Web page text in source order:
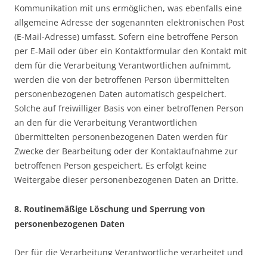
Kommunikation mit uns ermöglichen, was ebenfalls eine
allgemeine Adresse der sogenannten elektronischen Post
(E-Mail-Adresse) umfasst. Sofern eine betroffene Person
per E-Mail oder über ein Kontaktformular den Kontakt mit
dem für die Verarbeitung Verantwortlichen aufnimmt,
werden die von der betroffenen Person übermittelten
personenbezogenen Daten automatisch gespeichert.
Solche auf freiwilliger Basis von einer betroffenen Person
an den für die Verarbeitung Verantwortlichen
übermittelten personenbezogenen Daten werden für
Zwecke der Bearbeitung oder der Kontaktaufnahme zur
betroffenen Person gespeichert. Es erfolgt keine
Weitergabe dieser personenbezogenen Daten an Dritte.
8. Routinemäßige Löschung und Sperrung von
personenbezogenen Daten
Der für die Verarbeitung Verantwortliche verarbeitet und